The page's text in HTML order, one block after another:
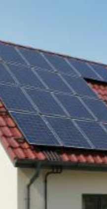
installare
Il costo medio per
fotovoltaica legata